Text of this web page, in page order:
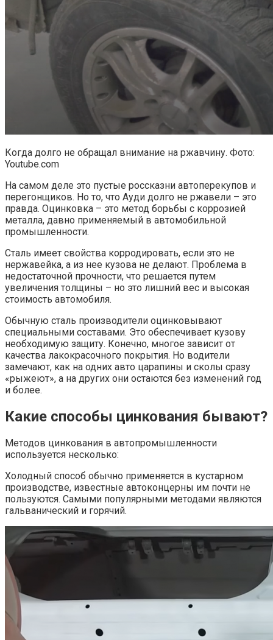
Когда долго не обращал внимание на ржавчину. Фото:
Youtube.com
На самом деле это пустые россказни автоперекупов и
перегонщиков. Но то, что Ауди долго не ржавели – это
правда. Оцинковка – это метод борьбы с коррозией
металла, давно применяемый в автомобильной
промышленности.
Сталь имеет свойства корродировать, если это не
нержавейка, а из нее кузова не делают. Проблема в
недостаточной прочности, что решается путем
увеличения толщины – но это лишний вес и высокая
стоимость автомобиля.
Обычную сталь производители оцинковывают
специальными составами. Это обеспечивает кузову
необходимую защиту. Конечно, многое зависит от
качества лакокрасочного покрытия. Но водители
замечают, как на одних авто царапины и сколы сразу
«рыжеют», а на других они остаются без изменений год
и более.
Какие способы цинкования бывают?
Методов цинкования в автопромышленности
используется несколько:
Холодный способ обычно применяется в кустарном
производстве, известные автоконцерны им почти не
пользуются. Самыми популярными методами являются
гальванический и горячий.